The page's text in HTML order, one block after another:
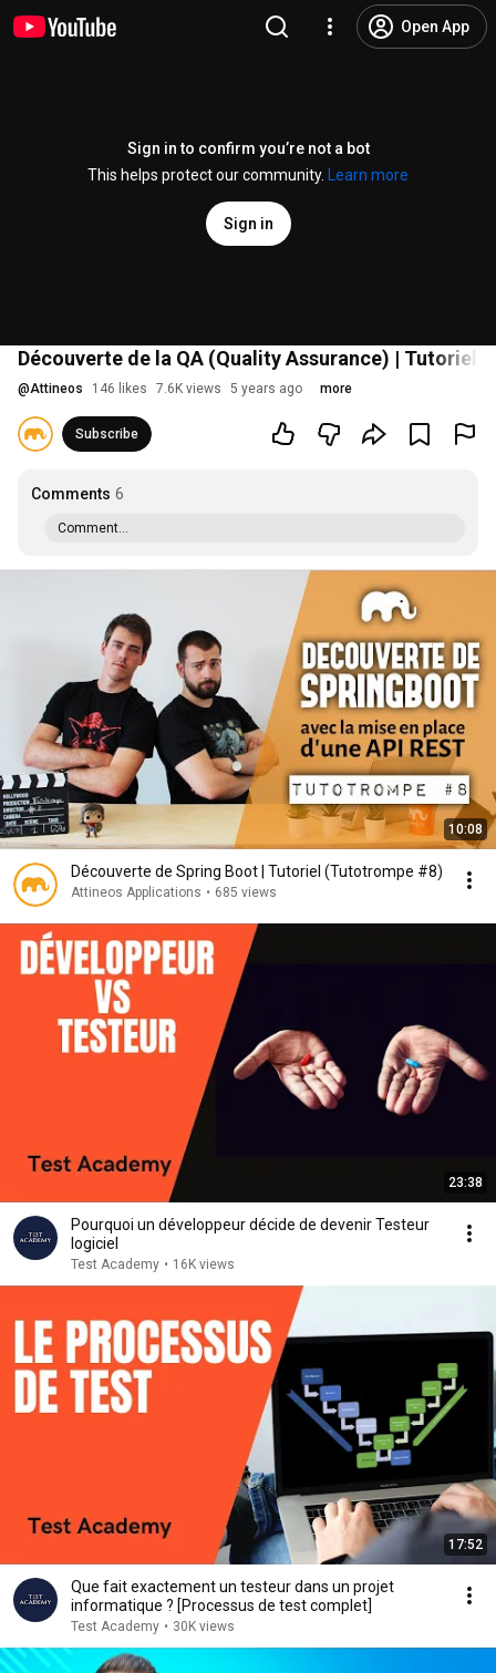
Open App
Sign in to confirm you’re not a bot
This helps protect our community.
Learn more
Sign in
Découverte de la QA (Quality Assurance) | Tutoriel
@Attineos 146 likes 7.6K views 5 years ago more
Subscribe
Comments 6
Comment...
10:08
Découverte de Spring Boot | Tutoriel (Tutotrompe #8)
Attineos Applications • 685 views
23:38
Pourquoi un développeur décide de devenir Testeur
logiciel
Test Academy • 16K views
17:52
Que fait exactement un testeur dans un projet
informatique ? [Processus de test complet]
Test Academy • 30K views